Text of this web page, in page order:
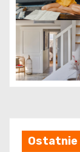
s
u
Ostatnie